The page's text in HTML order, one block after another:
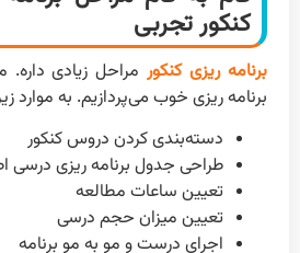
کنکور تجربی
برنامه ریزی کنکورمراحل زیادی داره.
برنامه ریزی خوب می‌پردازیم. به موارد
دسته‌بندی کردن دروس کنکور
طراحی جدول برنامه ریزی درسی
تعیین ساعات مطالعه
تعیین میزان حجم درسی
اجرای درست و مو به مو برنامه